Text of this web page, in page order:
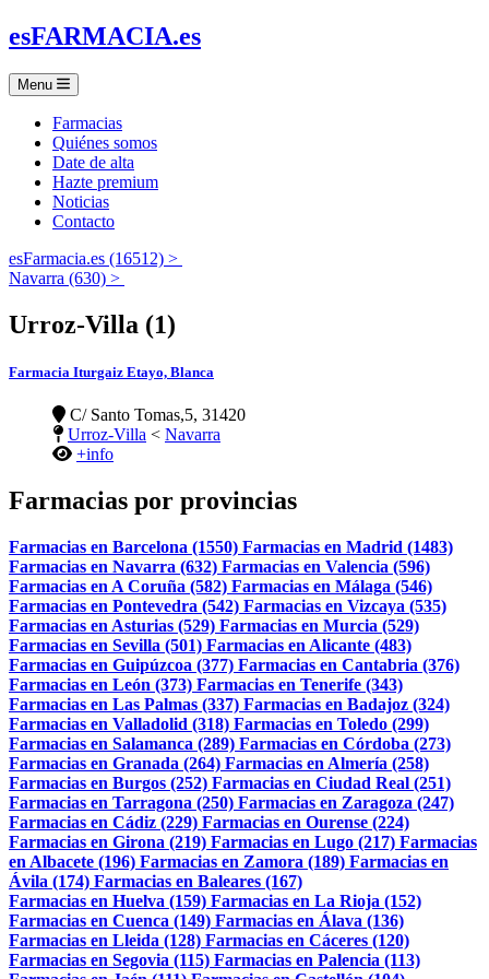
esFARMACIA.es
Menu
Farmacias
Quiénes somos
Date de alta
Hazte premium
Noticias
Contacto
esFarmacia.es (16512) >
Navarra (630) >
Urroz-Villa (1)
Farmacia Iturgaiz Etayo, Blanca
C/ Santo Tomas,5, 31420
Urroz-Villa < Navarra
+info
Farmacias por provincias
Farmacias en Barcelona (1550) Farmacias en Madrid (1483)
Farmacias en Navarra (632) Farmacias en Valencia (596)
Farmacias en A Coruña (582) Farmacias en Málaga (546)
Farmacias en Pontevedra (542) Farmacias en Vizcaya (535)
Farmacias en Asturias (529) Farmacias en Murcia (529)
Farmacias en Sevilla (501) Farmacias en Alicante (483)
Farmacias en Guipúzcoa (377) Farmacias en Cantabria (376)
Farmacias en León (373) Farmacias en Tenerife (343)
Farmacias en Las Palmas (337) Farmacias en Badajoz (324)
Farmacias en Valladolid (318) Farmacias en Toledo (299)
Farmacias en Salamanca (289) Farmacias en Córdoba (273)
Farmacias en Granada (264) Farmacias en Almería (258)
Farmacias en Burgos (252) Farmacias en Ciudad Real (251)
Farmacias en Tarragona (250) Farmacias en Zaragoza (247)
Farmacias en Cádiz (229) Farmacias en Ourense (224)
Farmacias en Girona (219) Farmacias en Lugo (217) Farmacias
en Albacete (196) Farmacias en Zamora (189) Farmacias en
Ávila (174) Farmacias en Baleares (167)
Farmacias en Huelva (159) Farmacias en La Rioja (152)
Farmacias en Cuenca (149) Farmacias en Álava (136)
Farmacias en Lleida (128) Farmacias en Cáceres (120)
Farmacias en Segovia (115) Farmacias en Palencia (113)